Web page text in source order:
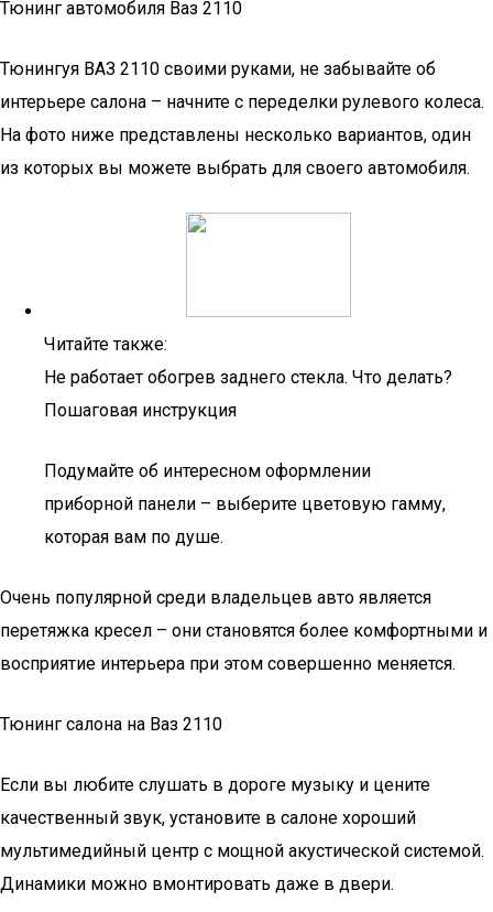
Тюнинг автомобиля Ваз 2110
Тюнингуя ВАЗ 2110 своими руками, не забывайте об
интерьере салона – начните с переделки рулевого колеса.
На фото ниже представлены несколько вариантов, один
из которых вы можете выбрать для своего автомобиля.
Читайте также:
Не работает обогрев заднего стекла. Что делать?
Пошаговая инструкция
Подумайте об интересном оформлении
приборной панели – выберите цветовую гамму,
которая вам по душе.
Очень популярной среди владельцев авто является
перетяжка кресел – они становятся более комфортными и
восприятие интерьера при этом совершенно меняется.
Тюнинг салона на Ваз 2110
Если вы любите слушать в дороге музыку и цените
качественный звук, установите в салоне хороший
мультимедийный центр с мощной акустической системой.
Динамики можно вмонтировать даже в двери.